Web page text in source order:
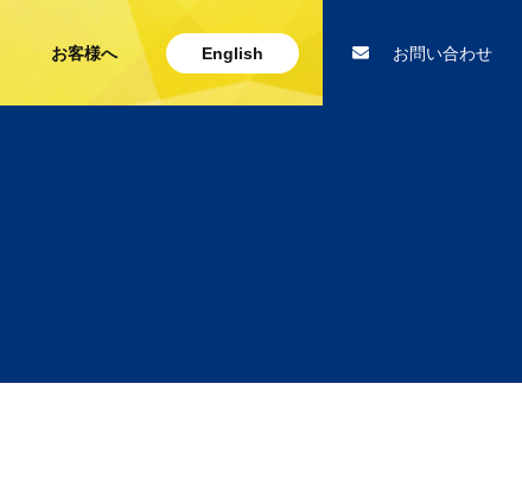
お客様へ English お問い合わせ